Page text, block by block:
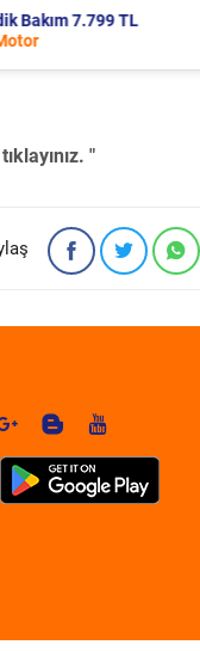
Periyodik Bakım
Tdci Motor
tıklayınız. "